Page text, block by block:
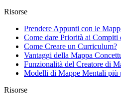
Risorse
Prendere Appunti con le
Come dare Priorità ai Compiti
Come Creare un Curriculum?
Vantaggi della Mappa
Funzionalità del Creatore di
Modelli di Mappe Mentali più
Risorse